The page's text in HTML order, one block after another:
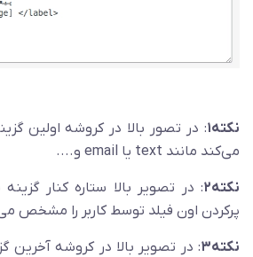
نکته۱ : در تصور بالا در کروشه اولین
می‌کند مانند text یا email و....
نکته۲ : در تصویر بالا ستاره کنار
پرکردن اون فیلد توسط کاربر را مشخص
نکته۳
: در تصویر بالا در کروشه آخرین